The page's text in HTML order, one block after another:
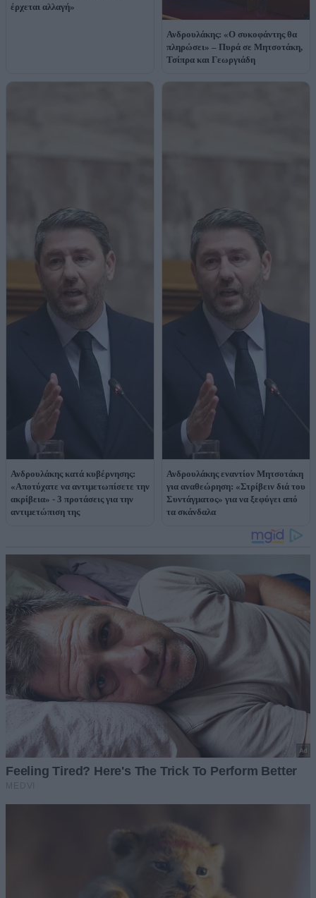
έρχεται αλλαγή»
Ανδρουλάκης: «Ο συκοφάντης θα
πληρώσει» – Πυρά σε Μητσοτάκη,
Τσίπρα και Γεωργιάδη
Ανδρουλάκης κατά κυβέρνησης:
«Αποτύχατε να αντιμετωπίσετε την
ακρίβεια» - 3 προτάσεις για την
αντιμετώπιση της
Ανδρουλάκης εναντίον Μητσοτάκη
για αναθεώρηση: «Στρίβειν διά του
Συντάγματος» για να ξεφύγει από
τα σκάνδαλα